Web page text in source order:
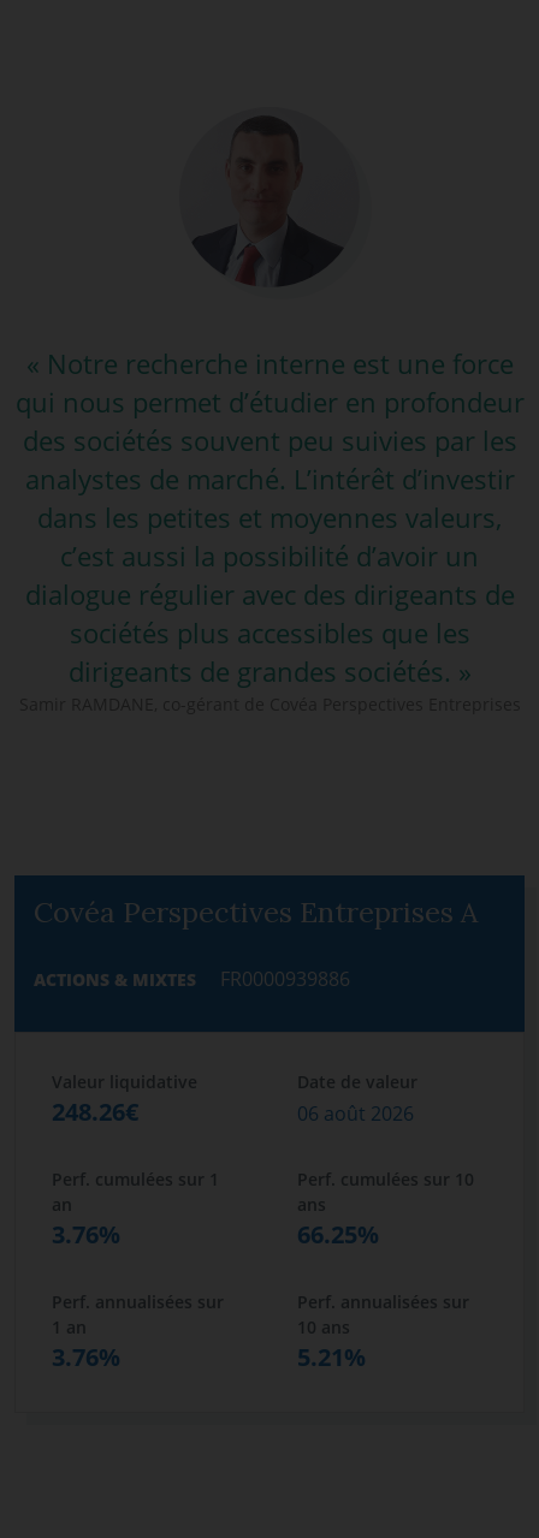
« Notre recherche interne est une force
qui nous permet d’étudier en profondeur
des sociétés souvent peu suivies par les
analystes de marché. L’intérêt d’investir
dans les petites et moyennes valeurs,
c’est aussi la possibilité d’avoir un
dialogue régulier avec des dirigeants de
sociétés plus accessibles que les
dirigeants de grandes sociétés. »
Covéa Perspectives Entreprises A
ACTIONS & MIXTES FR0000939886
Valeur liquidative Date de valeur
248.26€ 06 août 2026
Perf. cumulées sur 1
an
Perf. cumulées sur 10
ans
3.76% 66.25%
Perf. annualisées sur
1 an
Perf. annualisées sur
10 ans
3.76% 5.21%